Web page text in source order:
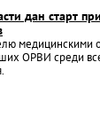
дан старт
медицинскими
ОРВИ среди